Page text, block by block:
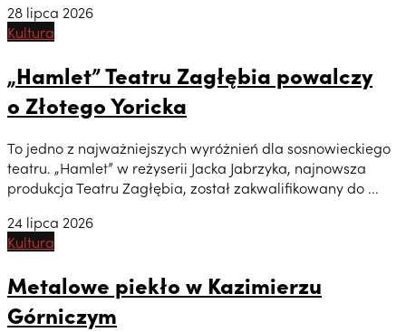
28 lipca 2026
Kultura
„Hamlet” Teatru Zagłębia powalczy
o Złotego Yoricka
To jedno z najważniejszych wyróżnień dla sosnowieckiego
teatru. „Hamlet” w reżyserii Jacka Jabrzyka, najnowsza
produkcja Teatru Zagłębia, został zakwalifikowany do ...
24 lipca 2026
Kultura
Metalowe piekło w Kazimierzu
Górniczym